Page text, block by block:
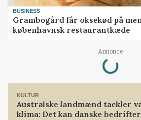
BUSINESS
Grambogård får oksekød på
københavnsk restaurantkæde
Annonce
Loading...
KULTUR
Australske landmænd tackler
klima: Det kan danske